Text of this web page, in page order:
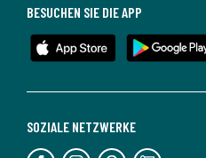
SOZIALE NETZWERKE
BESUCHEN SIE DIE APP